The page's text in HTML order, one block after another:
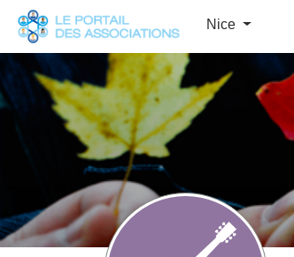
Nice
Panneau de gestion des cookies